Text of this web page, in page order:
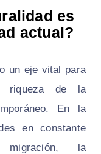
es
actual?
un eje vital para
riqueza de la
En la
en constante
migración, la